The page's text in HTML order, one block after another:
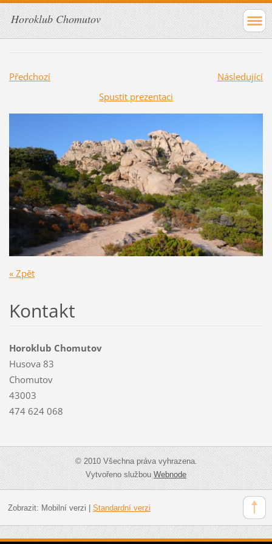
Horoklub Chomutov
Předchozí
Následující
Spustit prezentaci
« Zpět
Kontakt
Horoklub Chomutov
Husova 83
Chomutov
43003
474 624 068
© 2010 Všechna práva vyhrazena.
Vytvořeno službouWebnode
Zobrazit: Mobilní verzi Standardní verzi